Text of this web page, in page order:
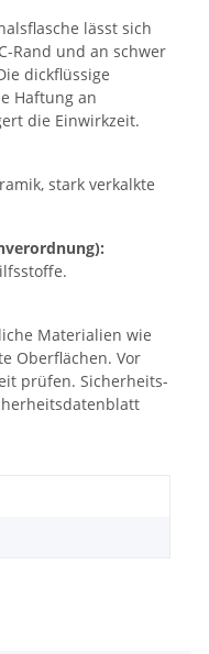
lässt sich
Rand und an schwer
dickflüssige
Haftung an
die Einwirkzeit.
stark verkalkte
Materialien wie
Oberflächen. Vor
prüfen. Sicherheits-